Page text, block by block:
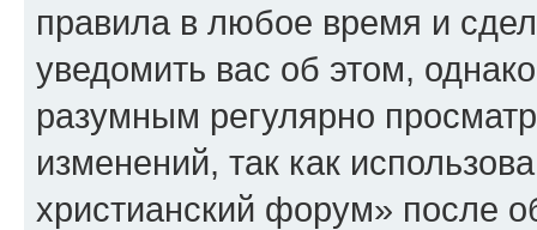
правила в любое время и
уведомить вас об этом,
разумным регулярно
изменений, так как
христианский форум» после